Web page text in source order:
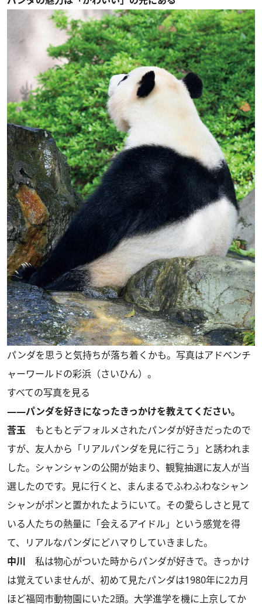
パンダを思うと気持ちが落ち着くかも。写真はアドベンチ
ャーワールドの彩浜（さいひん）。
すべての写真を見る
――パンダを好きになったきっかけを教えてください。
莟玉 もともとデフォルメされたパンダが好きだったので
すが、友人から「リアルパンダを見に行こう」と誘われま
した。シャンシャンの公開が始まり、観覧抽選に友人が当
選したのです。見に行くと、まんまるでふわふわなシャン
シャンがポンと置かれたようにいて。その愛らしさと見て
いる人たちの熱量に「会えるアイドル」という感覚を得
て、リアルなパンダにどハマりしていきました。
中川 私は物心がついた時からパンダが好きで。きっかけ
は覚えていませんが、初めて見たパンダは1980年に2カ月
ほど福岡市動物園にいた2頭。大学進学を機に上京してか